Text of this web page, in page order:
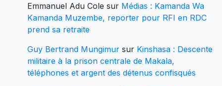
Emmanuel Adu Cole sur Médias : Kamanda Wa
Kamanda Muzembe, reporter pour RFI en RDC
prend sa retraite
Guy Bertrand Mungimur sur Kinshasa : Descente
militaire à la prison centrale de Makala,
téléphones et argent des détenus confisqués